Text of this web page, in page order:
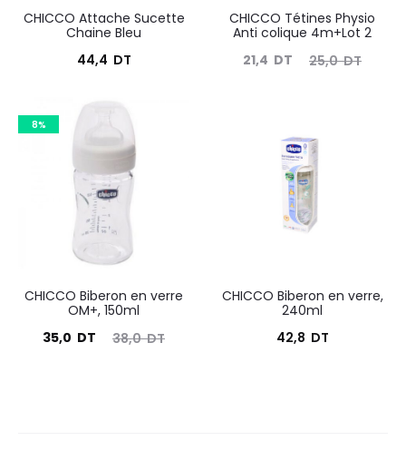
CHICCO Attache Sucette
Chaine Bleu
44,4 DT
CHICCO Tétines Physio
Anti colique 4m+Lot 2
25,0DT
Le
était :
25,0
DT.
21,4 DT
8%
CHICCO Biberon en verre
OM+, 150ml
38,0DT
Le
35,0 DT
CHICCO Biberon en verre,
240ml
42,8 DT